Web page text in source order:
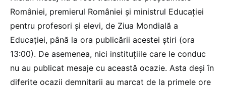
României, premierul României și ministrul Educației
pentru profesori și elevi, de Ziua Mondială a
Educației, până la ora publicării acestei știri (ora
13:00). De asemenea, nici instituțiile care le conduc
nu au publicat mesaje cu această ocazie. Asta deși în
diferite ocazii demnitarii au marcat de la primele ore